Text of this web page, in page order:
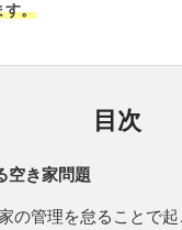
す。
目次
空き家問題
の管理を怠ることで